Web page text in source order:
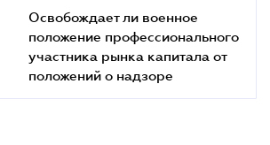
Освобождает ли военное
положение профессионального
участника рынка капитала от
положений о надзоре